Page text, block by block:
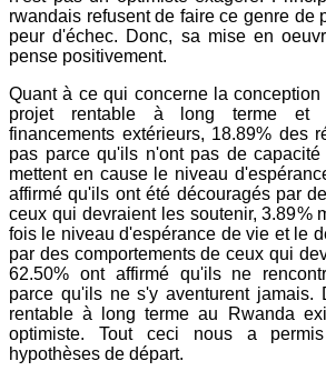
rwandais refusent de faire ce genre de
peur d'échec. Donc, sa mise en
pense positivement.
Quant à ce qui concerne la
projet rentable à long terme et
financements extérieurs, 18.89% des
pas parce qu'ils n'ont pas de capacité
mettent en cause le niveau
affirmé qu'ils ont été découragés par
ceux qui devraient les soutenir, 3.89%
fois le niveau d'espérance de vie et le
par des comportements de ceux qui
62.50% ont affirmé qu'ils ne
parce qu'ils ne s'y aventurent jamais.
rentable à long terme au Rwanda
optimiste. Tout ceci nous a
hypothèses de départ.